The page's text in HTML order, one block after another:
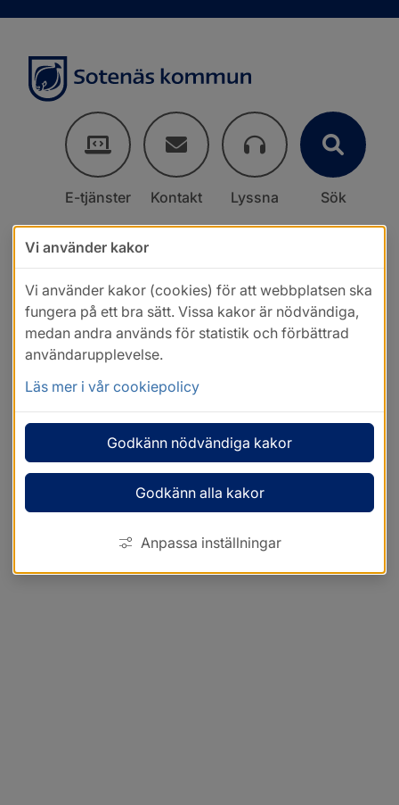
E-tjänster Kontakt Lyssna Sök
Vi använder kakor
Vi använder kakor (cookies) för att webbplatsen ska
fungera på ett bra sätt. Vissa kakor är nödvändiga,
medan andra används för statistik och förbättrad
användarupplevelse.
Läs mer i vår cookiepolicy
Godkänn nödvändiga kakor
Godkänn alla kakor
Anpassa inställningar